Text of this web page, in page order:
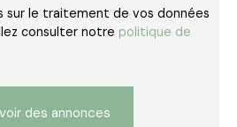
sur le traitement de vos données
consulter notre politique de
des annonces